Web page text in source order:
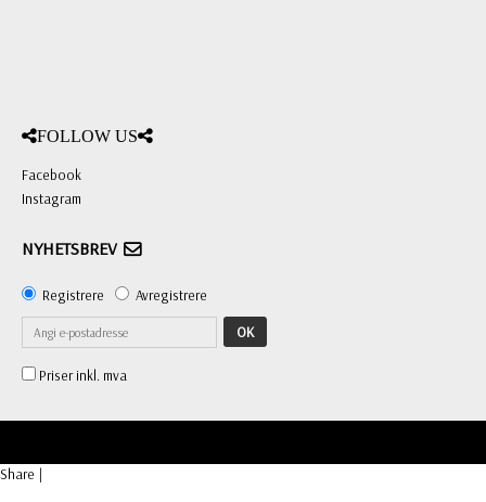
FOLLOW US
Facebook
Instagram
NYHETSBREV
Registrere Avregistrere
OK
Priser inkl. mva
Share |